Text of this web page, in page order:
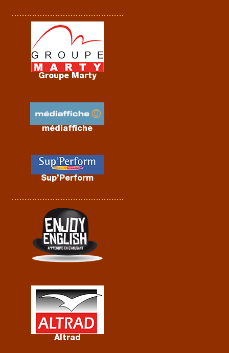
Groupe Marty
médiaffiche
Sup’Perform
Altrad